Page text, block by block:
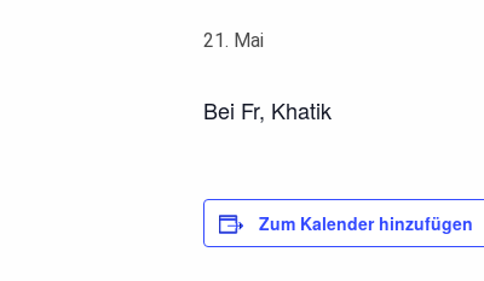
21. Mai
Bei Fr, Khatik
Zum Kalender hinzufügen